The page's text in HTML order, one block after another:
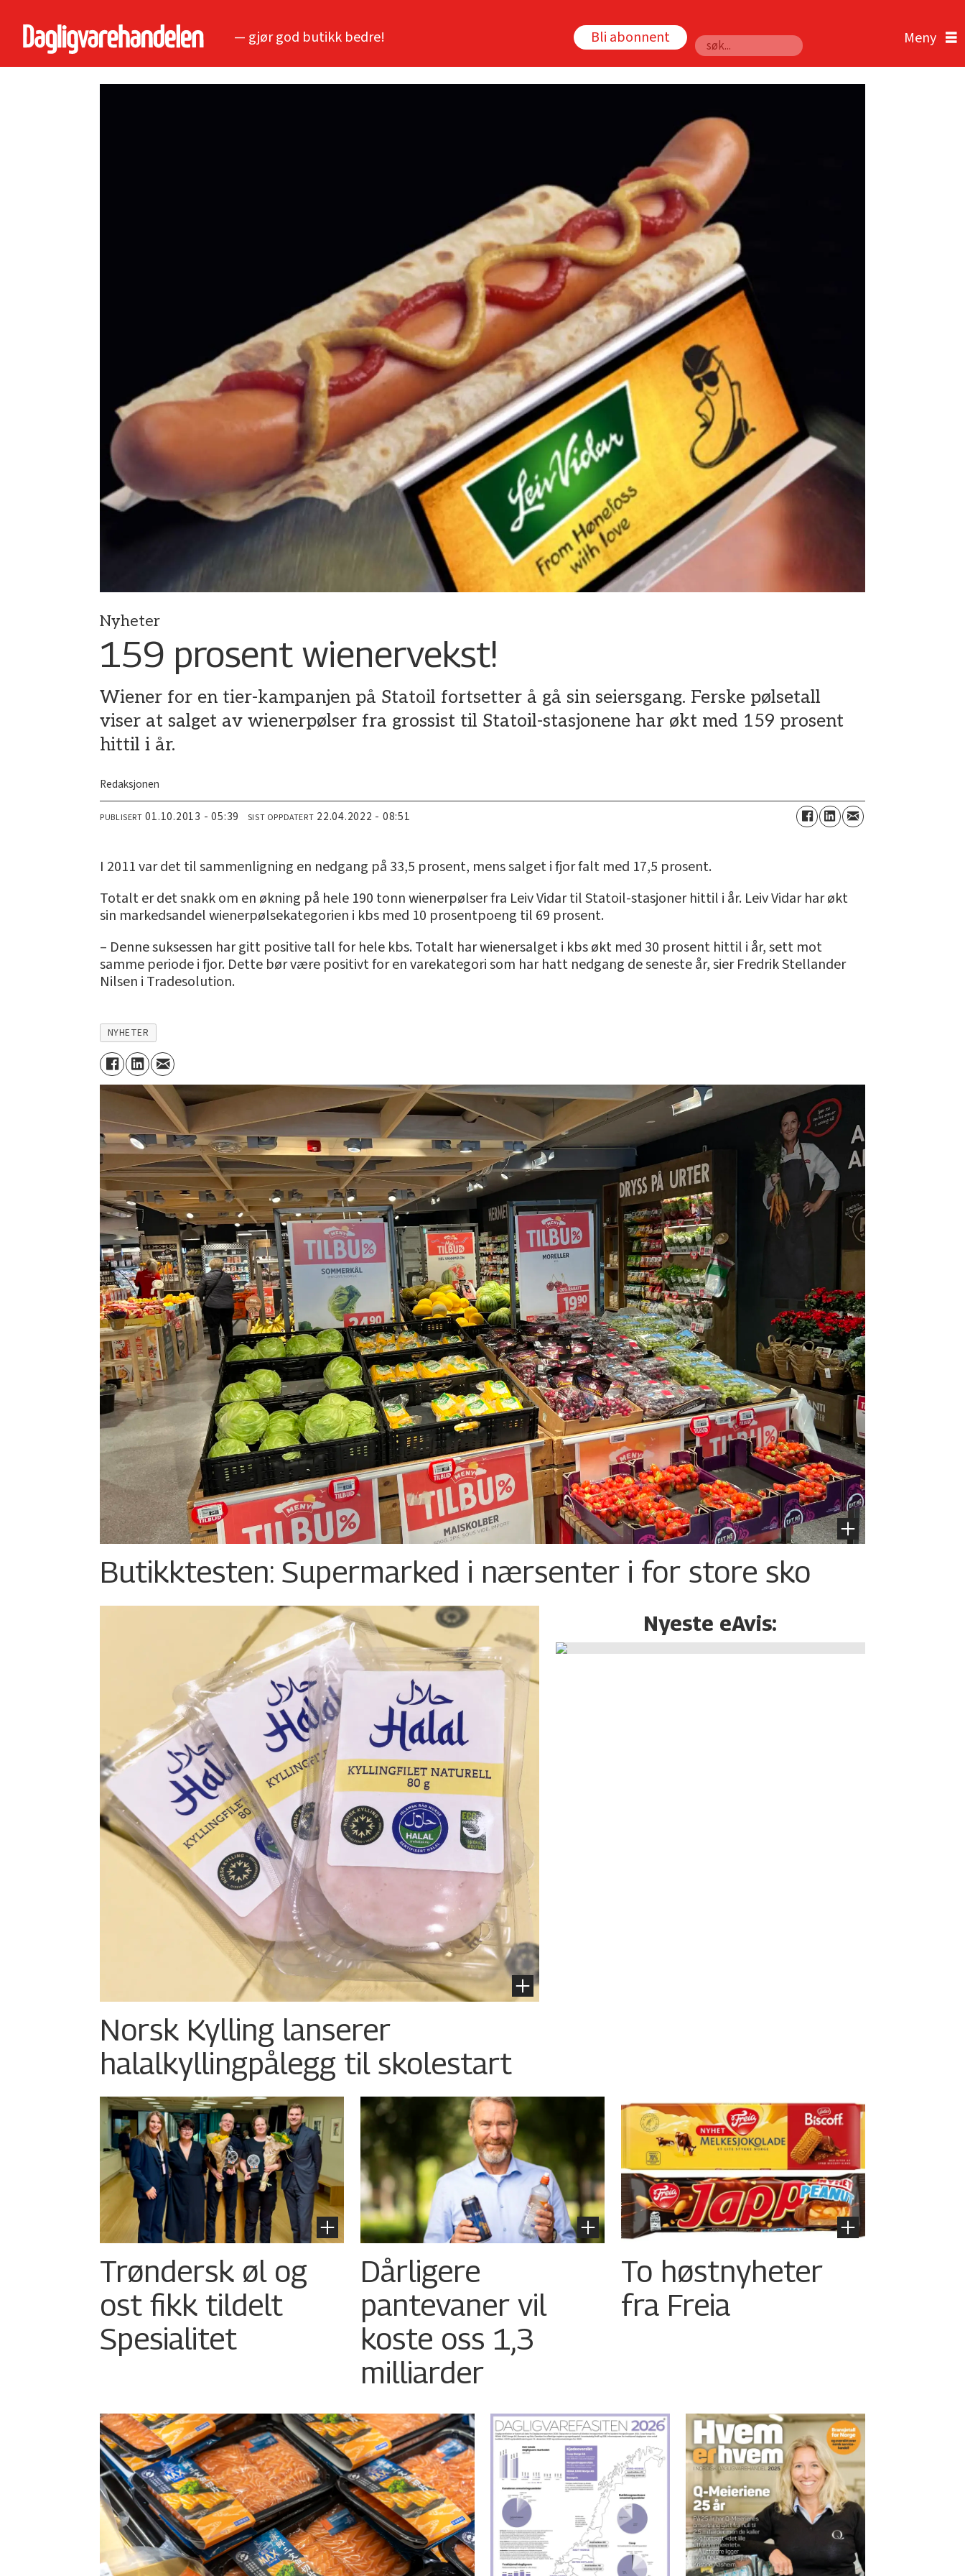
— gjør god butikk bedre! Bli abonnent
Søk
Nyheter
159 prosent wienervekst!
Wiener for en tier-kampanjen på Statoil fortsetter å gå sin seiersgang. Ferske pølsetall
viser at salget av wienerpølser fra grossist til Statoil-stasjonene har økt med 159 prosent
hittil i år.
Redaksjonen
PUBLISERT 01.10.2013 - 05:39 SIST OPPDATERT 22.04.2022 - 08:51
I 2011 var det til sammenligning en nedgang på 33,5 prosent, mens salget i fjor falt med 17,5 prosent.
Totalt er det snakk om en økning på hele 190 tonn wienerpølser fra Leiv Vidar til Statoil-stasjoner hittil i år. Leiv Vidar har økt
sin markedsandel wienerpølsekategorien i kbs med 10 prosentpoeng til 69 prosent.
– Denne suksessen har gitt positive tall for hele kbs. Totalt har wienersalget i kbs økt med 30 prosent hittil i år, sett mot
samme periode i fjor. Dette bør være positivt for en varekategori som har hatt nedgang de seneste år, sier Fredrik Stellander
Nilsen i Tradesolution.
NYHETER
Butikktesten: Supermarked i nærsenter i for store sko
Norsk Kylling lanserer
halalkylling­pålegg til skolestart
Nyeste eAvis:
Trøndersk øl og
ost fikk tildelt
Spesialitet
Dårligere
pantevaner vil
koste oss 1,3
milliarder
To høstnyheter
fra Freia